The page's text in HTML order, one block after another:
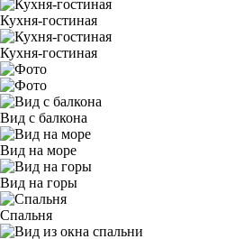
Кухня-гостиная
Кухня-гостиная
Вид с балкона
Вид на море
Вид на горы
Спальня